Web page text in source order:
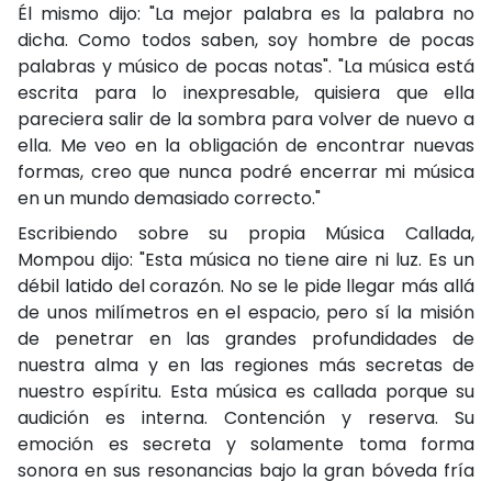
Él mismo dijo: "La mejor palabra es la palabra no
dicha. Como todos saben, soy hombre de pocas
palabras y músico de pocas notas". "La música está
escrita para lo inexpresable, quisiera que ella
pareciera salir de la sombra para volver de nuevo a
ella. Me veo en la obligación de encontrar nuevas
formas, creo que nunca podré encerrar mi música
en un mundo demasiado correcto."
Escribiendo sobre su propia Música Callada,
Mompou dijo: "Esta música no tiene aire ni luz. Es un
débil latido del corazón. No se le pide llegar más allá
de unos milímetros en el espacio, pero sí la misión
de penetrar en las grandes profundidades de
nuestra alma y en las regiones más secretas de
nuestro espíritu. Esta música es callada porque su
audición es interna. Contención y reserva. Su
emoción es secreta y solamente toma forma
sonora en sus resonancias bajo la gran bóveda fría